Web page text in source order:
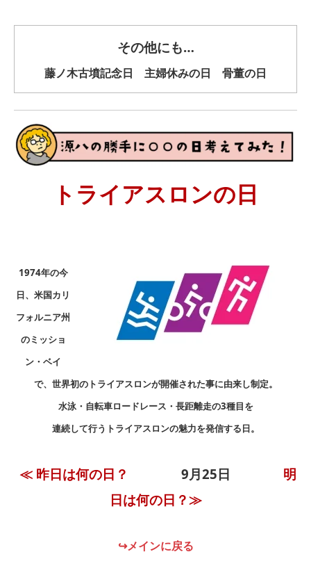
その他にも…
藤ノ木古墳記念日 主婦休みの日 骨董の日
トライアスロンの日
1974年の今
日、米国カリ
フォルニア州
のミッショ
ン・ベイ
で、世界初のトライアスロンが開催された事に由来し制定。
水泳・自転車ロードレース・長距離走の3種目を
連続して行うトライアスロンの魅力を発信する日。
≪ 昨日は何の日？ 9月25日 明
日は何の日？≫
↪メインに戻る